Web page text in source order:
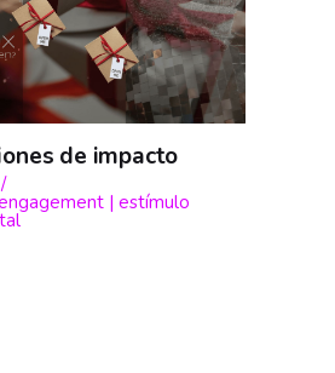
de impacto
| estímulo